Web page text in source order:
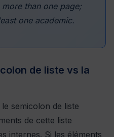
than one page;
one academic.
de liste vs la
semicolon de liste
de cette liste
internes. Si les éléments